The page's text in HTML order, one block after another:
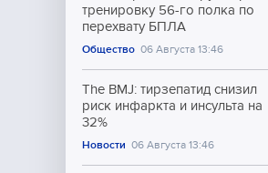
тренировку 56-го полка по
перехвату БПЛА
Общество 06 Августа 13:46
The BMJ: тирзепатид снизил
риск инфаркта и инсульта на
32%
Новости 06 Августа 13:46